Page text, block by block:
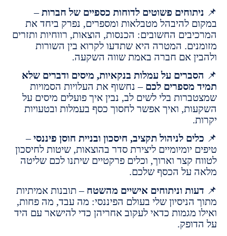
פשוטים לדוחות כספיים של חברות–
להיבהל מטבלאות ומספרים, נפרק ביחד את
החשובים: הכנסות, הוצאות, רווחיות ותזרים
המטרה היא שתדעו לקרוא בין השורות
אם חברה באמת שווה השקעה.
על עמלות בנקאיות, מיסים ודברים שלא
לכם– נחשוף את העלויות הסמויות
בלי לשים לב, נבין איך פועלים מיסים על
ואיך אפשר לחסוך כסף בעמלות ובטעויות
לניהול תקציב, חיסכון ובניית חוסן פיננסי–
יומיומיים ליצירת סדר בהוצאות, שיטות לחיסכון
קצר וארוך, וכלים פרקטיים שיתנו לכם שליטה
על הכסף שלכם.
וניתוחים אישיים מהשטח – תובנות אמיתיות
שלי בעולם הפיננסי: מה עבד, מה פחות,
מגמות כדאי לעקוב אחריהן כדי להישאר עם היד